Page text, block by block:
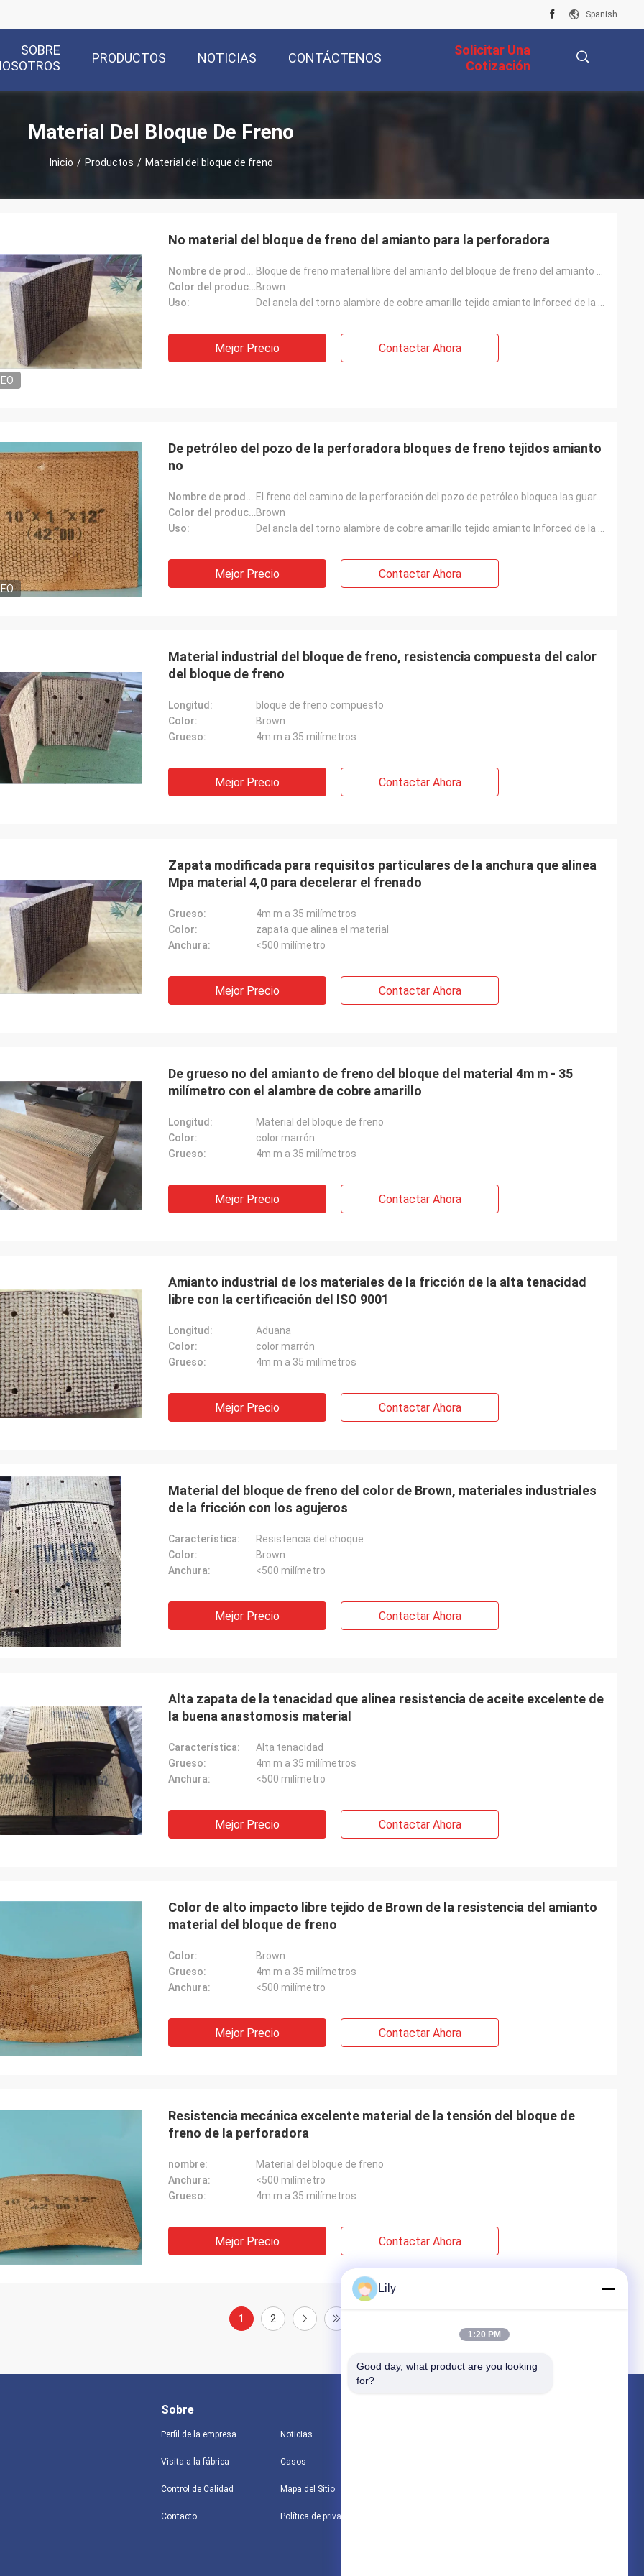
Spanish
SOBRE
PRODUCTOS NOTICIAS CONTÁCTENOS
Solicitar Una
Cotización
Material Del Bloque De Freno
Inicio / Productos / Material del bloque de freno
Sr. Chay
en la comunicación y el
de ventas de apoyo, muy
No material del bloque de freno del amianto para la perforadora
Nombre de producto:
Color del producto:Brown
Uso:
Mejor Precio Contactar Ahora
De petróleo del pozo de la perforadora bloques de freno tejidos amianto
no
Nombre de producto:
Color del producto:Brown
Uso:
Mejor Precio Contactar Ahora
Material industrial del bloque de freno, resistencia compuesta del calor
del bloque de freno
Longitud:
bloque de freno compuesto
Color:
Brown
Grueso:
4m m a 35 milímetros
Mejor Precio Contactar Ahora
Zapata modificada para requisitos particulares de la anchura que alinea
Mpa material 4,0 para decelerar el frenado
Grueso:
4m m a 35 milímetros
Color:
zapata que alinea el material
Anchura:
<500 milímetro
Mejor Precio Contactar Ahora
De grueso no del amianto de freno del bloque del material 4m m - 35
milímetro con el alambre de cobre amarillo
Longitud:
Material del bloque de freno
Color:
color marrón
Grueso:
4m m a 35 milímetros
Mejor Precio Contactar Ahora
Amianto industrial de los materiales de la fricción de la alta tenacidad
libre con la certificación del ISO 9001
Longitud:
Aduana
Color:
color marrón
Grueso:
4m m a 35 milímetros
Mejor Precio Contactar Ahora
Material del bloque de freno del color de Brown, materiales industriales
de la fricción con los agujeros
Característica:
Resistencia del choque
Color:
Brown
Anchura:
<500 milímetro
Mejor Precio Contactar Ahora
Alta zapata de la tenacidad que alinea resistencia de aceite excelente de
la buena anastomosis material
Característica:
Alta tenacidad
Grueso:
4m m a 35 milímetros
Anchura:
<500 milímetro
Mejor Precio Contactar Ahora
Color de alto impacto libre tejido de Brown de la resistencia del amianto
material del bloque de freno
Color:
Brown
Grueso:
4m m a 35 milímetros
Anchura:
<500 milímetro
Mejor Precio Contactar Ahora
Resistencia mecánica excelente material de la tensión del bloque de
freno de la perforadora
nombre:
Material del bloque de freno
Anchura:
<500 milímetro
Grueso:
4m m a 35 milímetros
Mejor Precio Contactar Ahora
1 2
Sobre
Perfil de la empresa
Visita a la fábrica
Control de Calidad
Contacto
Noticias
Casos
Mapa del Sitio
Política de privacidad
Lily
1:20 PM
Good day, what product are you looking
for?